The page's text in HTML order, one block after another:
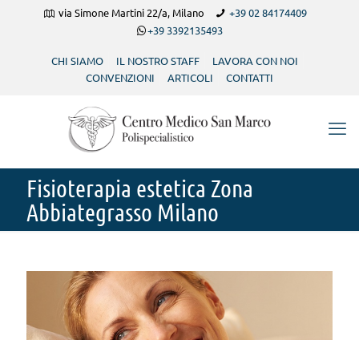
via Simone Martini 22/a, Milano
+39 02 84174409
+39 3392135493
CHI SIAMO IL NOSTRO STAFF
LAVORA CON NOI
CONVENZIONI
ARTICOLI CONTATTI
Fisioterapia estetica Zona
Abbiategrasso Milano